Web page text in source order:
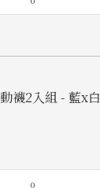
襪2入組 - 藍x白